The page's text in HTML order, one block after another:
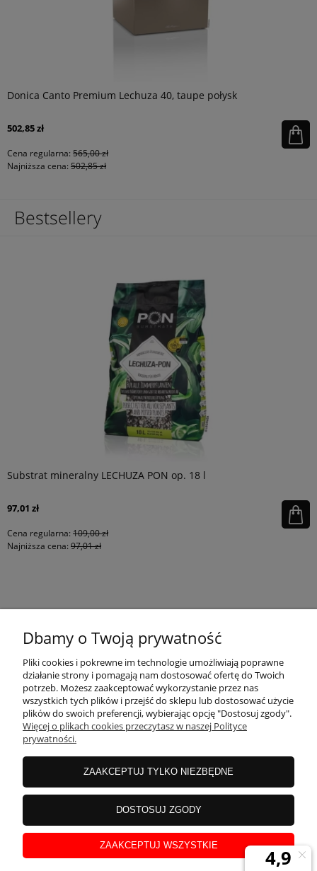
Donica Canto Premium Lechuza 40, taupe połysk
502,85 zł
Cena regularna: 565,00 zł
Najniższa cena: 502,85 zł
Bestsellery
Substrat mineralny LECHUZA PON op. 18 l
97,01 zł
Cena regularna: 109,00 zł
Najniższa cena: 97,01 zł
MOJE KONTO
PŁATNOŚCI I DOSTAWA
INFORMACJE
INSTRUKCJE
O NAS
Dbamy o Twoją prywatność
Pliki cookies i pokrewne im technologie umożliwiają poprawne
działanie strony i pomagają nam dostosować ofertę do Twoich
potrzeb. Możesz zaakceptować wykorzystanie przez nas
wszystkich tych plików i przejść do sklepu lub dostosować użycie
plików do swoich preferencji, wybierając opcję "Dostosuj zgody".
Więcej o plikach cookies przeczytasz w naszej Polityce
prywatności.
ZAAKCEPTUJ TYLKO NIEZBĘDNE
DOSTOSUJ ZGODY
ZAAKCEPTUJ WSZYSTKIE